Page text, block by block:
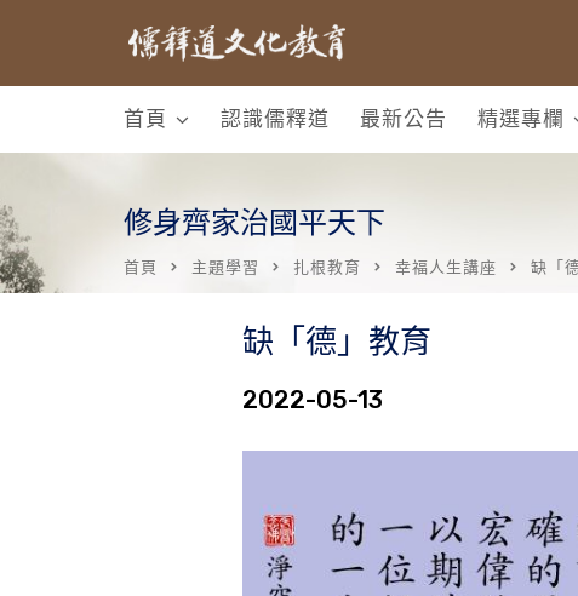
首頁 認識儒釋道 最新公告 精選專欄
修身齊家治國平天下
首頁 主題學習 扎根教育 幸福人生講座 缺「
缺「德」教育
2022-05-13